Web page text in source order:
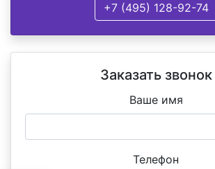
+7 (495) 128-92-74
Заказать звонок
Ваше имя
Телефон